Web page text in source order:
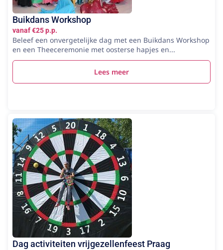
Buikdans Workshop
vanaf €25 p.p.
Beleef een onvergetelijke dag met een Buikdans Workshop
en een Theeceremonie met oosterse hapjes en...
Lees meer
Dag activiteiten vrijgezellenfeest Praag